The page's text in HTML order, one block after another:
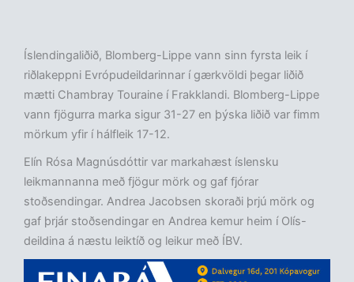
Íslendingaliðið, Blomberg-Lippe vann sinn fyrsta leik í
riðlakeppni Evrópudeildarinnar í gærkvöldi þegar liðið
mætti Chambray Touraine í Frakklandi. Blomberg-Lippe
vann fjögurra marka sigur 31-27 en þýska liðið var fimm
mörkum yfir í hálfleik 17-12.
Elín Rósa Magnúsdóttir var markahæst íslensku
leikmannanna með fjögur mörk og gaf fjórar
stoðsendingar. Andrea Jacobsen skoraði þrjú mörk og
gaf þrjár stoðsendingar en Andrea kemur heim í Olís-
deildina á næstu leiktíð og leikur með ÍBV.